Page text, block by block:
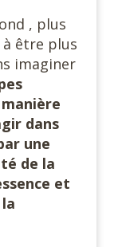
, plus
à être plus
imaginer
dans
une
de la
et